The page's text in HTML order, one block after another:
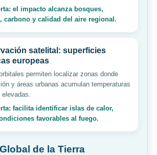
el impacto alcanza bosques,
carbono y calidad del aire regional.
satelital: superficies
europeas
permiten localizar zonas donde
y áreas urbanas acumulan temperaturas
facilita identificar islas de calor,
favorables al fuego.
de la Tierra